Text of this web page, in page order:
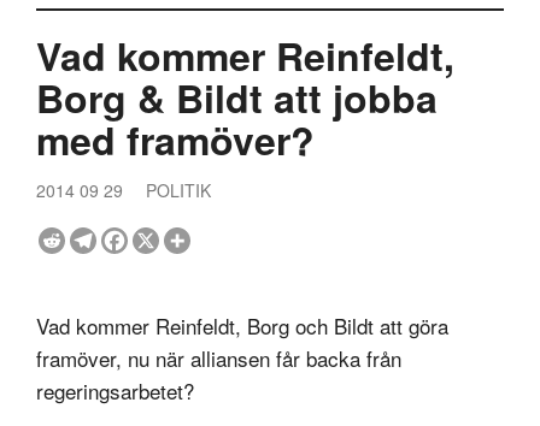
Vad kommer Reinfeldt,
Borg & Bildt att jobba
med framöver?
2014 09 29 POLITIK
Vad kommer Reinfeldt, Borg och Bildt att göra
framöver, nu när alliansen får backa från
regeringsarbetet?